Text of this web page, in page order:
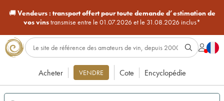
🚚Vendeurs : transport offert pour toute demande d’estimation de
vos vinstransmise entre le 01.07.2026 et le 31.08.2026 inclus*
Acheter VENDRE Cote Encyclopédie